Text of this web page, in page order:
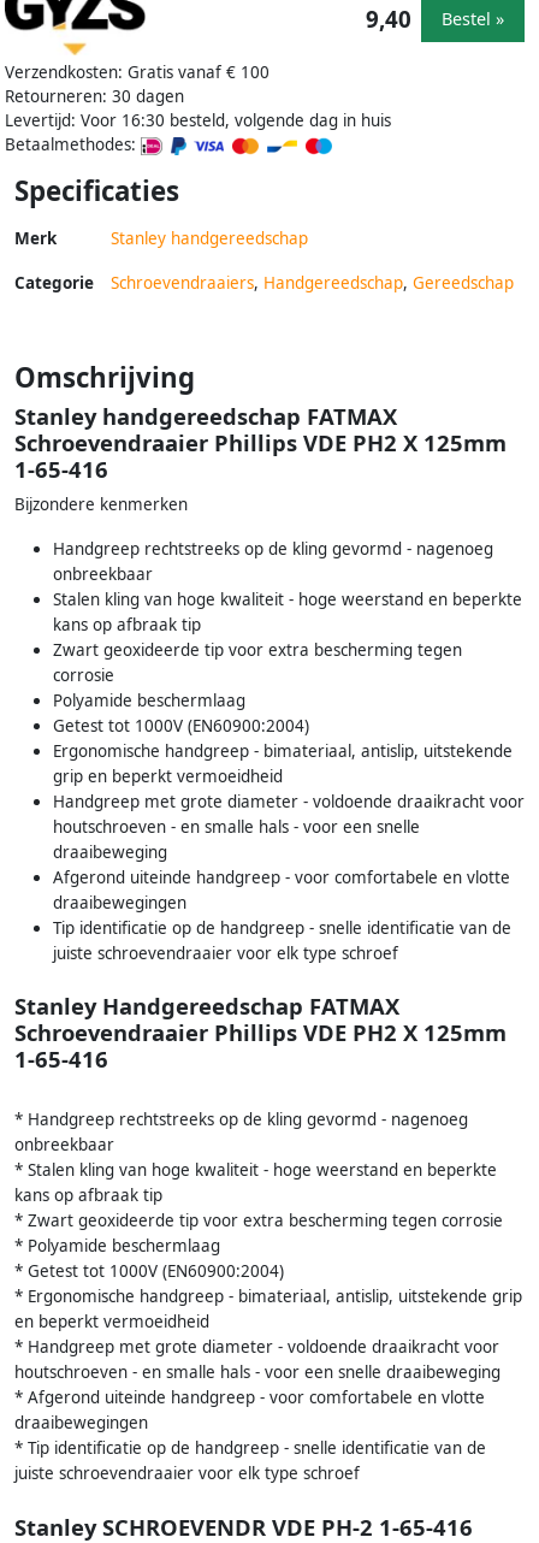
Verzendkosten: Gratis vanaf € 100
Retourneren: 30 dagen
Levertijd: Voor 16:30 besteld, volgende dag in huis
Betaalmethodes:
9,40 Bestel »
Specificaties
Merk Stanley handgereedschap
Categorie Schroevendraaiers, Handgereedschap, Gereedschap
Omschrijving
Stanley handgereedschap FATMAX
Schroevendraaier Phillips VDE PH2 X 125mm
1-65-416
Bijzondere kenmerken
Handgreep rechtstreeks op de kling gevormd - nagenoeg
onbreekbaar
Stalen kling van hoge kwaliteit - hoge weerstand en beperkte
kans op afbraak tip
Zwart geoxideerde tip voor extra bescherming tegen
corrosie
Polyamide beschermlaag
Getest tot 1000V (EN60900:2004)
Ergonomische handgreep - bimateriaal, antislip, uitstekende
grip en beperkt vermoeidheid
Handgreep met grote diameter - voldoende draaikracht voor
houtschroeven - en smalle hals - voor een snelle
draaibeweging
Afgerond uiteinde handgreep - voor comfortabele en vlotte
draaibewegingen
Tip identificatie op de handgreep - snelle identificatie van de
juiste schroevendraaier voor elk type schroef
Stanley Handgereedschap FATMAX
Schroevendraaier Phillips VDE PH2 X 125mm
1-65-416
* Handgreep rechtstreeks op de kling gevormd - nagenoeg
onbreekbaar
* Stalen kling van hoge kwaliteit - hoge weerstand en beperkte
kans op afbraak tip
* Zwart geoxideerde tip voor extra bescherming tegen corrosie
* Polyamide beschermlaag
* Getest tot 1000V (EN60900:2004)
* Ergonomische handgreep - bimateriaal, antislip, uitstekende grip
en beperkt vermoeidheid
* Handgreep met grote diameter - voldoende draaikracht voor
houtschroeven - en smalle hals - voor een snelle draaibeweging
* Afgerond uiteinde handgreep - voor comfortabele en vlotte
draaibewegingen
* Tip identificatie op de handgreep - snelle identificatie van de
juiste schroevendraaier voor elk type schroef
Stanley SCHROEVENDR VDE PH-2 1-65-416